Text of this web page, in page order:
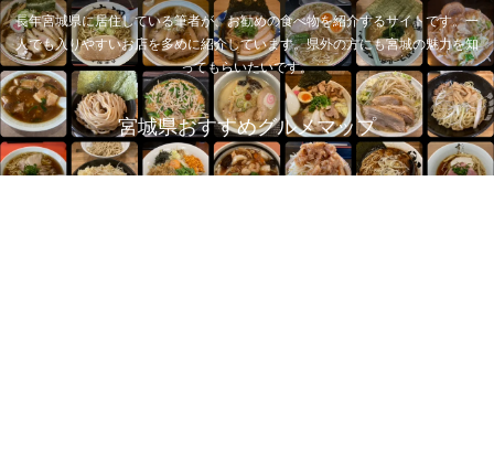
長年宮城県に居住している筆者が、お勧めの食べ物を紹介するサイトです。一
人でも入りやすいお店を多めに紹介しています。県外の方にも宮城の魅力を知
ってもらいたいです。
宮城県おすすめグルメマップ